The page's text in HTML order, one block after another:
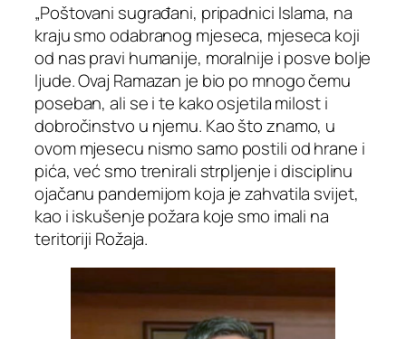
„Poštovani sugrađani, pripadnici Islama, na
kraju smo odabranog mjeseca, mjeseca koji
od nas pravi humanije, moralnije i posve bolje
ljude. Ovaj Ramazan je bio po mnogo čemu
poseban, ali se i te kako osjetila milost i
dobročinstvo u njemu. Kao što znamo, u
ovom mjesecu nismo samo postili od hrane i
pića, već smo trenirali strpljenje i disciplinu
ojačanu pandemijom koja je zahvatila svijet,
kao i iskušenje požara koje smo imali na
teritoriji Rožaja.